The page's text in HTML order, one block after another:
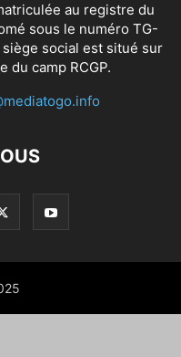
au registre du
sous le numéro TG-
social est situé sur
du camp RCGP.